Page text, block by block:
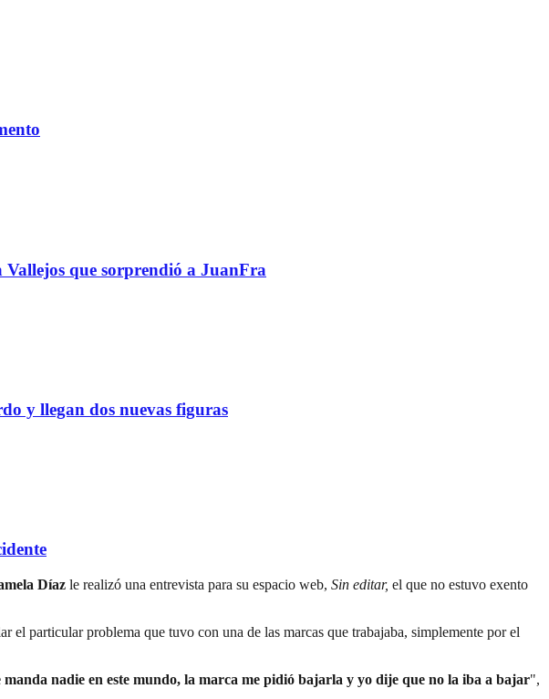
que sorprendió a JuanFra
y llegan dos nuevas figuras
Díaz le realizó una entrevista para su espacio web, Sin editar, el que no estuvo exento
el particular problema que tuvo con una de las marcas que trabajaba, simplemente por el
nadie en este mundo, la marca me pidió bajarla y yo dije que no la iba a bajar",